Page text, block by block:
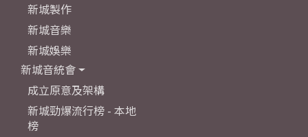
新城製作
新城音樂
新城娛樂
新城音統會
成立原意及架構
新城勁爆流行榜 - 本地
榜